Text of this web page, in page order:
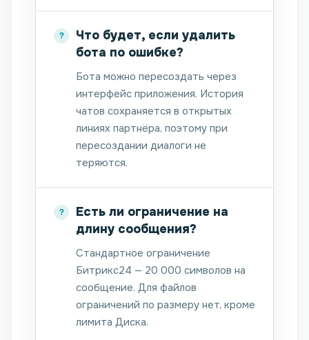
Что будет, если удалить
бота по ошибке?
Бота можно пересоздать через
интерфейс приложения. История
чатов сохраняется в открытых
линиях партнёра, поэтому при
пересоздании диалоги не
теряются.
Есть ли ограничение на
длину сообщения?
Стандартное ограничение
Битрикс24 — 20 000 символов на
сообщение. Для файлов
ограничений по размеру нет, кроме
лимита Диска.